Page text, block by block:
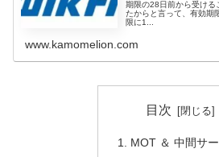
期限の28日前から受ける
たからと言って、有効期
限に1...
www.kamomelion.com
目次
MOT ＆ 中間サ